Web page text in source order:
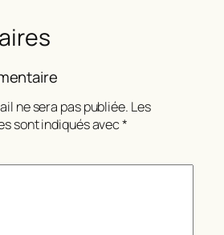
ne sera pas publiée. Les
sont indiqués avec*